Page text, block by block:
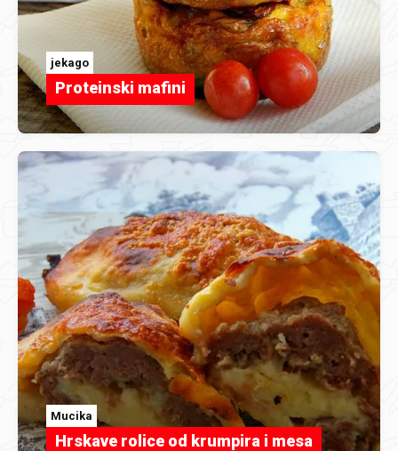
jekago
Proteinski mafini
Mucika
Hrskave rolice od krumpira i mesa